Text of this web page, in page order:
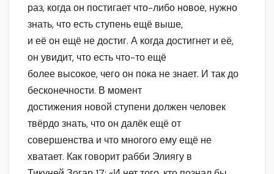
раз, когда он постигает что-либо новое, нужно
знать, что есть ступень ещё выше,
и её он ещё не достиг. А когда достигнет и её,
он увидит, что есть что-то ещё
более высокое, чего он пока не знает. И так до
бесконечности. В момент
достижения новой ступени должен человек
твёрдо знать, что он далёк ещё от
совершенства и что многого ему ещё не
хватает. Как говорит рабби Элиягу в